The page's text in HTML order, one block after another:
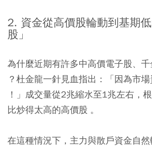
2. 資金從高價股輪動到基期
股」
為什麼近期有許多中高價電子股、
？杜金龍一針見血指出：「因為市
！」成交量從2兆縮水至1兆左右，
比炒得太高的高價股 。
在這種情況下，主力與散戶資金自然